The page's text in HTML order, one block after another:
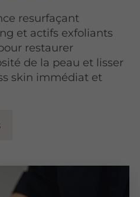
resurfaçant
et actifs exfoliants
restaurer
de la peau et lisser
skin immédiat et